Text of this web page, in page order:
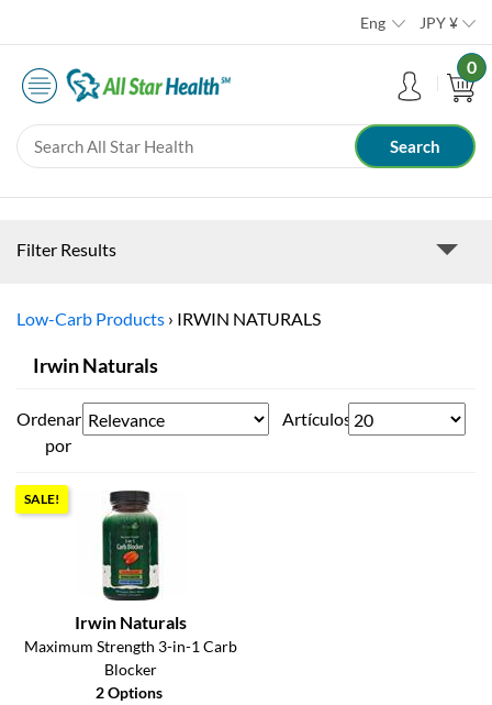
Eng JPY¥
0
Filter Results
Low-Carb Products › IRWIN NATURALS
Irwin Naturals
Ordenar
por
Artículos
SALE!
Irwin Naturals
Maximum Strength 3-in-1 Carb
Blocker
2 Options